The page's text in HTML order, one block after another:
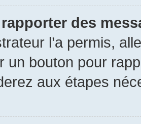
des
l’a permis,
un bouton pour
aux étapes